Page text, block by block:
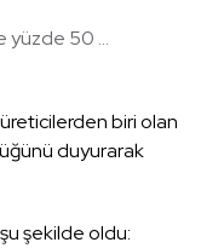
yüzde 50 ...
biri olan
duyurarak
şu şekilde oldu: